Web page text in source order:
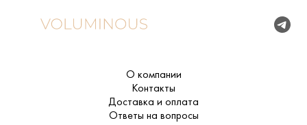
О компании
Контакты
Доставка и оплата
Ответы на вопросы